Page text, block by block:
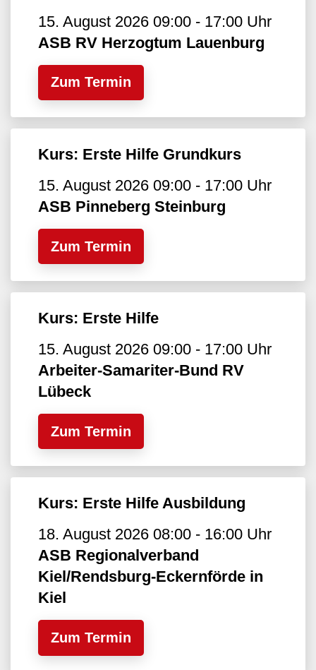
15. August 2026 09:00 - 17:00 Uhr
ASB RV Herzogtum Lauenburg
Zum Termin
Kurs: Erste Hilfe Grundkurs
15. August 2026 09:00 - 17:00 Uhr
ASB Pinneberg Steinburg
Zum Termin
Kurs: Erste Hilfe
15. August 2026 09:00 - 17:00 Uhr
Arbeiter-Samariter-Bund RV
Lübeck
Zum Termin
Kurs: Erste Hilfe Ausbildung
18. August 2026 08:00 - 16:00 Uhr
ASB Regionalverband
Kiel/Rendsburg-Eckernförde in
Kiel
Zum Termin